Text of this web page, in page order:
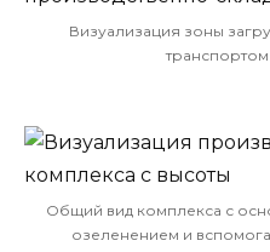
Визуализация зоны
Общий вид комплекса с
озеленением и